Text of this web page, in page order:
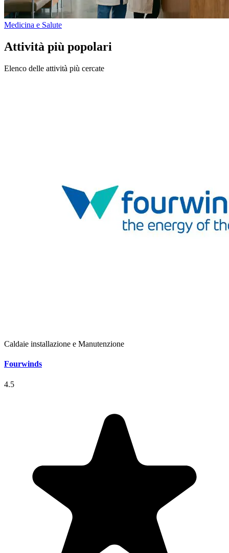
Medicina e Salute
Attività più popolari
Elenco delle attività più cercate
Caldaie installazione e Manutenzione
Fourwinds
4.5